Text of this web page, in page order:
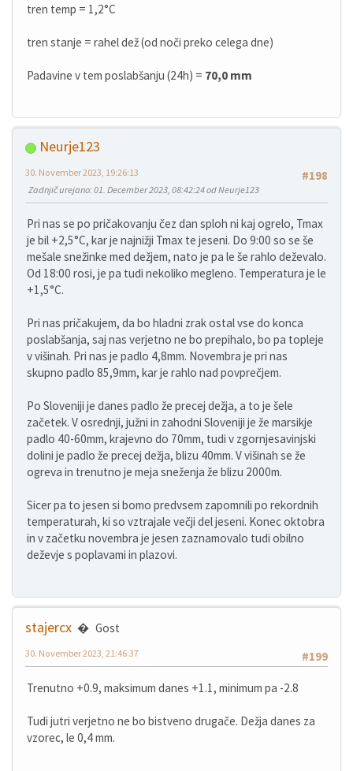
tren temp = 1,2°C
tren stanje = rahel dež (od noči preko celega dne)
Padavine v tem poslabšanju (24h) = 70,0 mm
Neurje123
#198
30. November 2023, 19:26:13
Zadnjič urejano: 01. December 2023, 08:42:24 od Neurje123
Pri nas se po pričakovanju čez dan sploh ni kaj ogrelo, Tmax
je bil +2,5°C, kar je najnižji Tmax te jeseni. Do 9:00 so se še
mešale snežinke med dežjem, nato je pa le še rahlo deževalo.
Od 18:00 rosi, je pa tudi nekoliko megleno. Temperatura je le
+1,5°C.
Pri nas pričakujem, da bo hladni zrak ostal vse do konca
poslabšanja, saj nas verjetno ne bo prepihalo, bo pa topleje
v višinah. Pri nas je padlo 4,8mm. Novembra je pri nas
skupno padlo 85,9mm, kar je rahlo nad povprečjem.
Po Sloveniji je danes padlo že precej dežja, a to je šele
začetek. V osrednji, južni in zahodni Sloveniji je že marsikje
padlo 40-60mm, krajevno do 70mm, tudi v zgornjesavinjski
dolini je padlo že precej dežja, blizu 40mm. V višinah se že
ogreva in trenutno je meja sneženja že blizu 2000m.
Sicer pa to jesen si bomo predvsem zapomnili po rekordnih
temperaturah, ki so vztrajale večji del jeseni. Konec oktobra
in v začetku novembra je jesen zaznamovalo tudi obilno
deževje s poplavami in plazovi.
stajercx
Gost
#199
30. November 2023, 21:46:37
Trenutno +0.9, maksimum danes +1.1, minimum pa -2.8
Tudi jutri verjetno ne bo bistveno drugače. Dežja danes za
vzorec, le 0,4 mm.